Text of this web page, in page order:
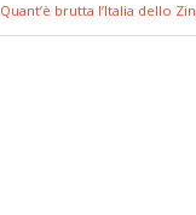
Quant’è brutta l’Italia dello